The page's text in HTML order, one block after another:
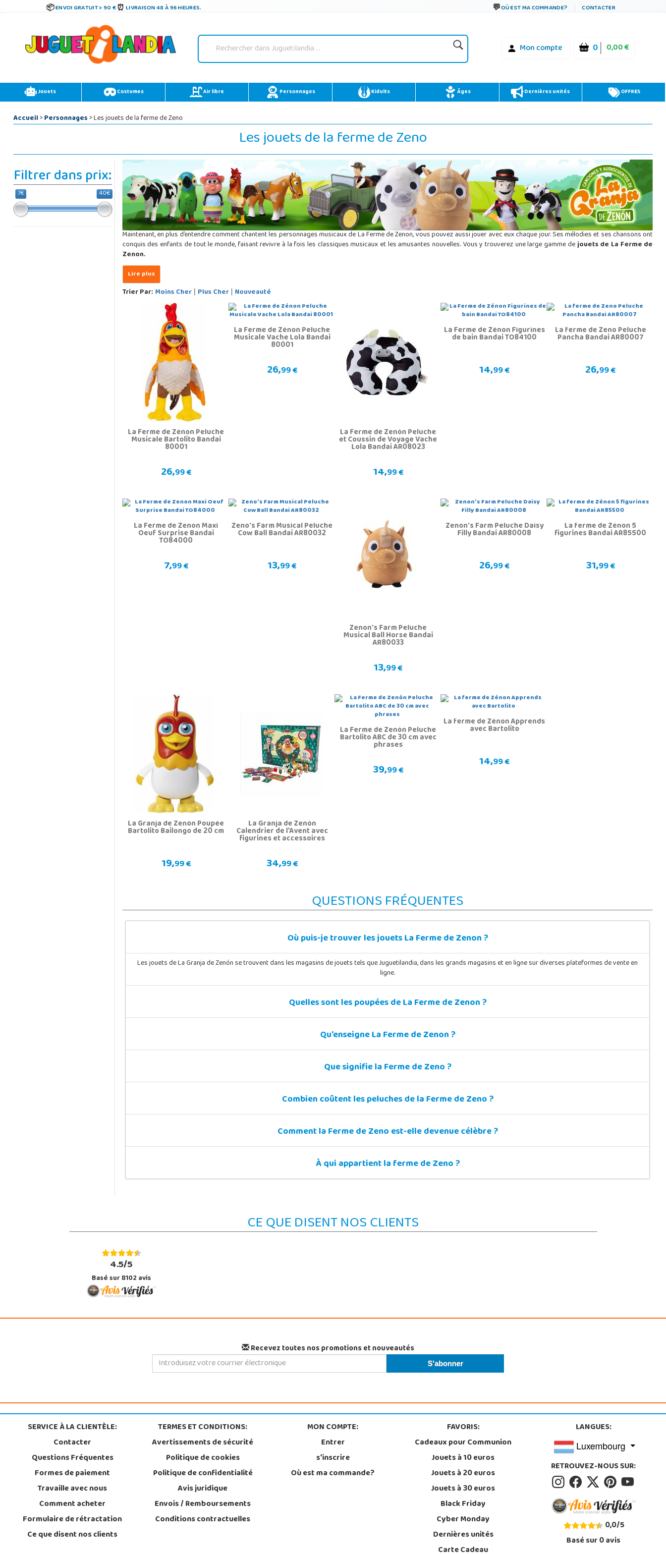
ENVOI GRATUIT > 90 € LIVRAISON 48 À 96 HEURES. OÙ EST MA COMMANDE? CONTACTER
Mon compte 0 0,00 €
Jouets Costumes Air libre Personnages Kidults Âges Dernières unités OFFRES
Accueil>Personnages> Les jouets de la ferme de Zeno
Les jouets de la ferme de Zeno
Filtrer dans prix:
7€ 40€
Maintenant, en plus d’entendre comment chantent les personnages musicaux de La Ferme de Zenon, vous pouvez aussi jouer avec eux chaque jour. Ses mélodies et ses chansons ont
conquis des enfants de tout le monde, faisant revivre à la fois les classiques musicaux et les amusantes nouvelles. Vous y trouverez une large gamme dejouets de La Ferme de
Zenon.
Trier Par: Moins Cher| Plus Cher| Nouveauté
La Ferme de Zénon Peluche
Musicale Bartolito Bandai
80001
26,99 €
La Ferme de Zénon Peluche
Musicale Vache Lola Bandai
80001
26,99 €
La Ferme de Zenón Peluche
et Coussin de Voyage Vache
Lola Bandai AR08023
14,99 €
La Ferme de Zénon Figurines
de bain Bandai TO84100
14,99 €
La ferme de Zeno Peluche
Pancha Bandai AR80007
26,99 €
La Ferme de Zenon Maxi
Oeuf Surprise Bandai
TO84000
7,99 €
Zeno's Farm Musical Peluche
Cow Ball Bandai AR80032
13,99 €
Zenon's Farm Peluche
Musical Ball Horse Bandai
AR80033
13,99 €
Zenon's Farm Peluche Daisy
Filly Bandai AR80008
26,99 €
La ferme de Zénon 5
figurines Bandai AR85500
31,99 €
La Granja de Zenón Poupée
Bartolito Bailongo de 20 cm
19,99 €
La Granja de Zenón
Calendrier de l'Avent avec
figurines et accessoires
34,99 €
La Ferme de Zenón Peluche
Bartolito ABC de 30 cm avec
phrases
39,99 €
La ferme de Zénon Apprends
avec Bartolito
14,99 €
QUESTIONS FRÉQUENTES
Où puis-je trouver les jouets La Ferme de Zenon ?
Les jouets de La Granja de Zenón se trouvent dans les magasins de jouets tels que Juguetilandia, dans les grands magasins et en ligne sur diverses plateformes de vente en
ligne.
Quelles sont les poupées de La Ferme de Zenon ?
Qu'enseigne La Ferme de Zenon ?
Que signifie la Ferme de Zeno ?
Combien coûtent les peluches de la Ferme de Zeno ?
Comment la Ferme de Zeno est-elle devenue célèbre ?
À qui appartient la ferme de Zeno ?
CE QUE DISENT NOS CLIENTS
4.5/5
Basé sur 8102 avis
Recevez toutes nos promotions et nouveautés
SERVICE À LA CLIENTÈLE:
Contacter
Questions Fréquentes
Formes de paiement
Travaille avec nous
Comment acheter
Formulaire de rétractation
Ce que disent nos clients
TERMES ET CONDITIONS:
Avertissements de sécurité
Politique de cookies
Politique de confidentialité
Avis juridique
Envois / Remboursements
Conditions contractuelles
MON COMPTE:
Entrer
s'inscrire
Où est ma commande?
FAVORIS:
Cadeaux pour Communion
Jouets à 10 euros
Jouets à 20 euros
Jouets à 30 euros
Black Friday
Cyber Monday
Dernières unités
Carte Cadeau
LANGUES:
Luxembourg
RETROUVEZ-NOUS SUR:
0,0/5
Basé sur0avis